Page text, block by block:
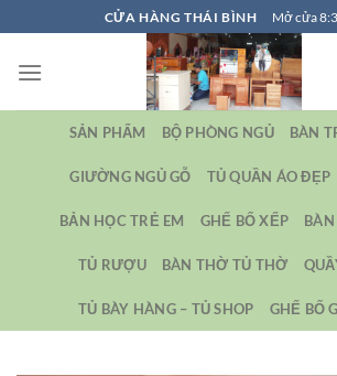
qua
nội
CỬA HÀNG THÁI BÌNH Mở cửa
SẢN PHẨM BỘ PHÒNG NGỦ BÀN
GIƯỜNG NGỦ GỖ TỦ QUẦN ÁO ĐẸP
BẢN HỌC TRẺ EM GHẾ BỐ XẾP
TỦ RƯỢU BÀN THỜ TỦ THỜ
TỦ BÀY HÀNG – TỦ SHOP GHẾ BỐ